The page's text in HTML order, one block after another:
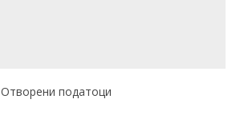
Отворени податоци